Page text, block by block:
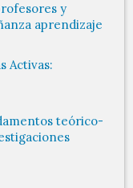
y
aprendizaje
Activas:
teórico-